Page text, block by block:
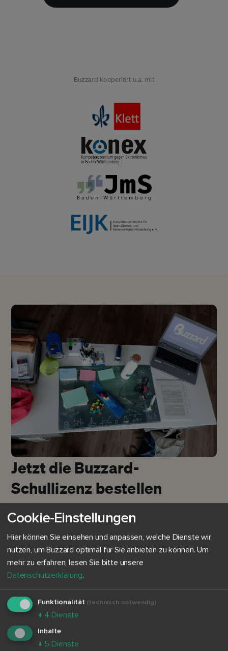
Buzzard kooperiert u.a. mit
Jetzt die Buzzard-
Schullizenz bestellen
Beantragen Sie die Buzzard Schullizenz für Ihre
Schülerinnen und Schüler und Ihr ganzes Kollegium
Zeitersparnis fürs ganze Kollegium bei
Recherchen und Vorbereitung
Starkes Werkzeug für Schülerinnen
und Schüler bei Hausaufgaben und
Referaten
Persönliche Betreuung und Online-
Schulung zum Einsatz an Ihrer Schule
Cookie-Einstellungen
Hier können Sie einsehen und anpassen, welche Dienste wir
nutzen, um Buzzard optimal für Sie anbieten zu können. Um
mehr zu erfahren, lesen Sie bitte unsere
Datenschutzerklärung.
Funktionalität (technisch notwendig)
↓ 4 Dienste
Inhalte
↓ 5 Dienste